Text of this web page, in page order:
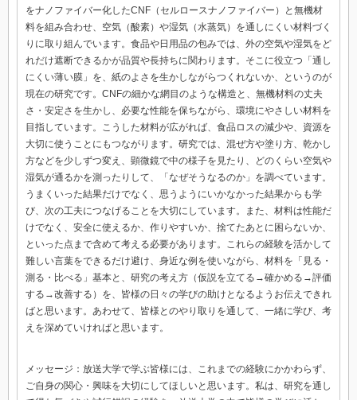
をナノファイバー化したCNF（セルロースナノファイバー）と無機材
料を組み合わせ、空気（酸素）や湿気（水蒸気）を通しにくい材料づく
りに取り組んでいます。食品や日用品の包みでは、外の空気や湿気をど
れだけ遮断できるかが品質や長持ちに関わります。そこに役立つ「通し
にくい薄い膜」を、紙のよさを生かしながらつくれないか、というのが
現在の研究です。CNFの細かな網目のような構造と、無機材料の丈夫
さ・安定さを生かし、必要な性能を保ちながら、環境にやさしい材料を
目指しています。こうした材料が広がれば、食品ロスの減少や、資源を
大切に使うことにもつながります。研究では、混ぜ方や塗り方、乾かし
方などを少しずつ変え、顕微鏡で中の様子を見たり、どのくらい空気や
湿気が通るかを測ったりして、「なぜそうなるのか」を調べています。
うまくいった結果だけでなく、思うようにいかなかった結果からも学
び、次の工夫につなげることを大切にしています。また、材料は性能だ
けでなく、安全に使えるか、作りやすいか、捨てたあとに困らないか、
といった点まで含めて考える必要があります。これらの経験を活かして
難しい言葉をできるだけ避け、身近な例を使いながら、材料を「見る・
測る・比べる」基本と、研究の考え方（仮説を立てる→確かめる→評価
する→改善する）を、皆様の日々の学びの助けとなるようお伝えできれ
ばと思います。あわせて、皆様とのやり取りを通して、一緒に学び、考
えを深めていければと思います。
メッセージ：放送大学で学ぶ皆様には、これまでの経験にかかわらず、
ご自身の関心・興味を大切にしてほしいと思います。私は、研究を通し